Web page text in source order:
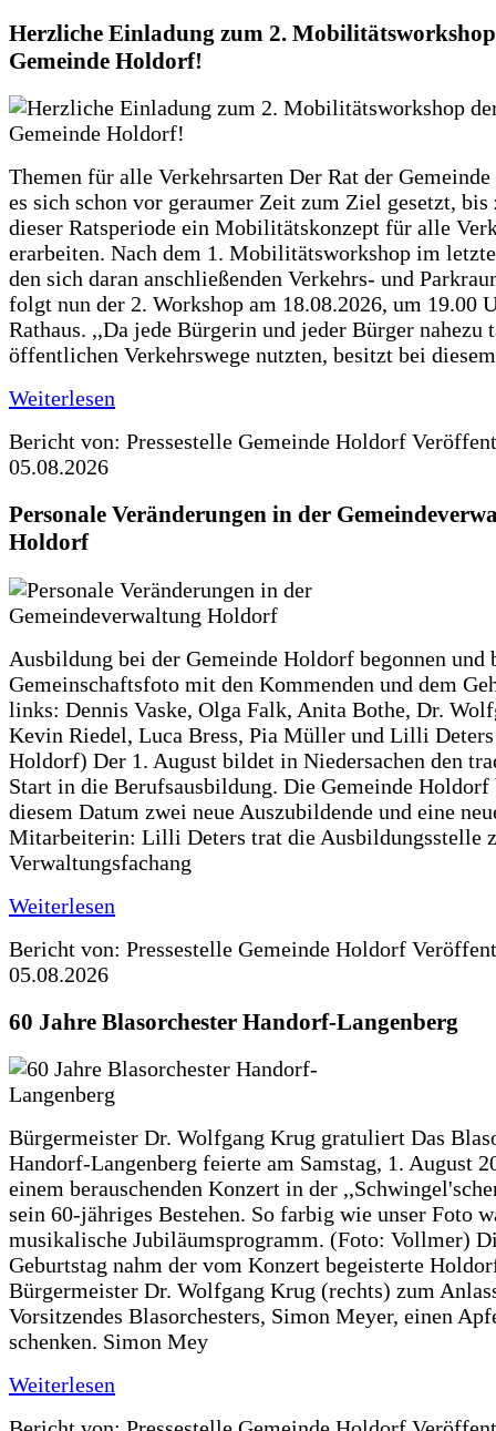
Herzliche Einladung zum 2.
Gemeinde Holdorf!
Themen für alle Verkehrsarten Der Rat der
es sich schon vor geraumer Zeit zum Ziel gesetzt, bis
dieser Ratsperiode ein Mobilitätskonzept für alle
erarbeiten. Nach dem 1. Mobilitätsworkshop im
den sich daran anschließenden Verkehrs- und
folgt nun der 2. Workshop am 18.08.2026, um 19.00
Rathaus. ,,Da jede Bürgerin und jeder Bürger nahezu
öffentlichen Verkehrswege nutzten, besitzt bei
Weiterlesen
Bericht von: Pressestelle Gemeinde Holdorf
05.08.2026
Personale Veränderungen in der
Holdorf
Ausbildung bei der Gemeinde Holdorf begonnen und
Gemeinschaftsfoto mit den Kommenden und dem
links: Dennis Vaske, Olga Falk, Anita Bothe, Dr.
Kevin Riedel, Luca Bress, Pia Müller und Lilli
Holdorf) Der 1. August bildet in Niedersachen den
Start in die Berufsausbildung. Die Gemeinde Holdorf
diesem Datum zwei neue Auszubildende und eine
Mitarbeiterin: Lilli Deters trat die Ausbildungsstelle
Verwaltungsfachang
Weiterlesen
Bericht von: Pressestelle Gemeinde Holdorf
05.08.2026
60 Jahre Blasorchester Handorf-Langenberg
Bürgermeister Dr. Wolfgang Krug gratuliert Das
Handorf-Langenberg feierte am Samstag, 1. August
einem berauschenden Konzert in der
sein 60-jähriges Bestehen. So farbig wie unser Foto
musikalische Jubiläumsprogramm. (Foto: Vollmer)
Geburtstag nahm der vom Konzert begeisterte
Bürgermeister Dr. Wolfgang Krug (rechts) zum
Vorsitzendes Blasorchesters, Simon Meyer, einen
schenken. Simon Mey
Weiterlesen